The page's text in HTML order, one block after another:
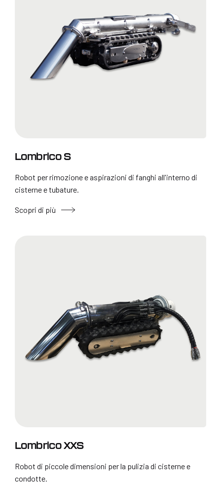
Lombrico S
Robot per rimozione e aspirazioni di fanghi all'interno di
cisterne e tubature.
Scopri di più
Lombrico XXS
Robot di piccole dimensioni per la pulizia di cisterne e
condotte.